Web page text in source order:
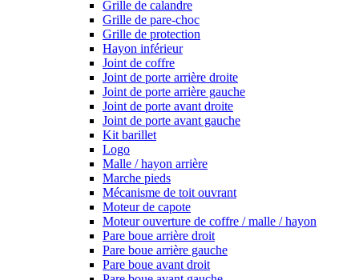
Grille de calandre
Grille de pare-choc
Grille de protection
Hayon inférieur
Joint de coffre
Joint de porte arrière droite
Joint de porte arrière gauche
Joint de porte avant droite
Joint de porte avant gauche
Kit barillet
Logo
Malle / hayon arrière
Marche pieds
Mécanisme de toit ouvrant
Moteur de capote
Moteur ouverture de coffre / malle / hayon
Pare boue arrière droit
Pare boue arrière gauche
Pare boue avant droit